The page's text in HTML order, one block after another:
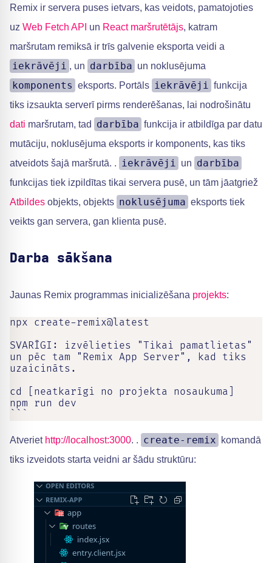
Remix ir servera puses ietvars, kas veidots, pamatojoties
uz Web Fetch API un React maršrutētājs, katram
maršrutam remiksā ir trīs galvenie eksporta veidi a
iekrāvēji , un darbība un noklusējuma
komponents eksports. Portāls iekrāvēji funkcija
tiks izsaukta serverī pirms renderēšanas, lai nodrošinātu
dati maršrutam, tad darbība funkcija ir atbildīga par datu
mutāciju, noklusējuma eksports ir komponents, kas tiks
atveidots šajā maršrutā. . iekrāvēji un darbība
funkcijas tiek izpildītas tikai servera pusē, un tām jāatgriež
Atbildes objekts, objekts noklusējuma eksports tiek
veikts gan servera, gan klienta pusē.
Darba sākšana
Jaunas Remix programmas inicializēšana projekts:
npx create-remix@latest
SVARĪGI: izvēlieties "Tikai pamatlietas"
un pēc tam "Remix App Server", kad tiks
uzaicināts.
cd [neatkarīgi no projekta nosaukuma]
npm run dev
Atveriet http://localhost:3000. . create-remix
komandā
tiks izveidots starta veidni ar šādu struktūru: